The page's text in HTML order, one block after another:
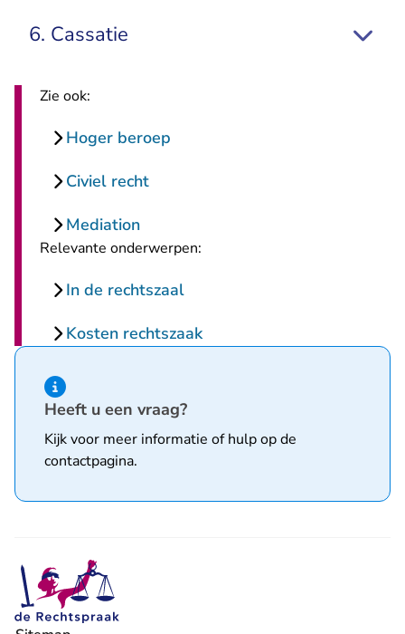
6. Cassatie
Zie ook:
Hoger beroep
Civiel recht
Mediation
Relevante onderwerpen:
In de rechtszaal
Kosten rechtszaak
Hint van type informatie
Heeft u een vraag?
Kijk voor meer informatie of hulp op de
contactpagina.